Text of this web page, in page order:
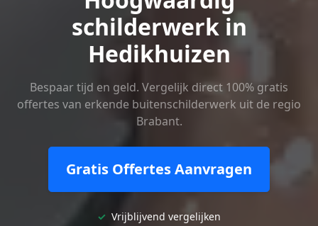
schilderwerk in
Hedikhuizen
Bespaar tijd en geld. Vergelijk direct 100% gratis
offertes van erkende buitenschilderwerk uit de regio
Brabant.
Gratis Offertes Aanvragen
✓ Vrijblijvend vergelijken